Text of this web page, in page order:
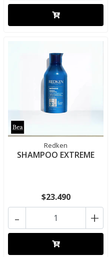
Redken
SHAMPOO EXTREME
$23.490
+
-